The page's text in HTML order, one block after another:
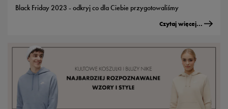
Black Friday 2023 - odkryj co dla Ciebie przygotowaliśmy
Czytaj więcej...